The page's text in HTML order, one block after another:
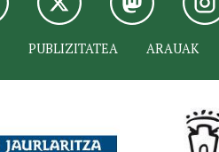
PUBLIZITATEA ARAUAK